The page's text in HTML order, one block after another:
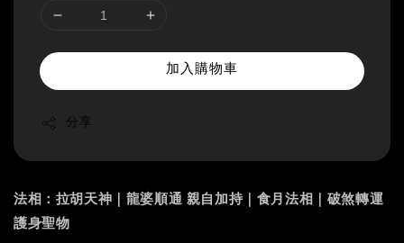
加入購物車
分享
法相：拉胡天神｜龍婆順通 親自加持｜食月法相｜破煞轉運
護身聖物